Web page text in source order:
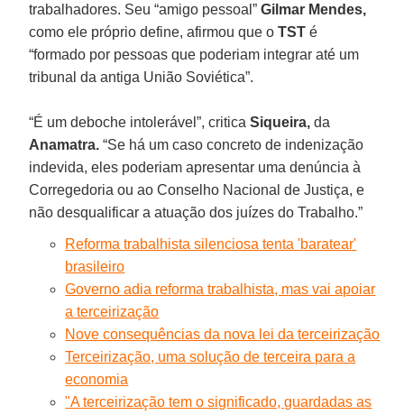
trabalhadores. Seu “amigo pessoal”Gilmar Mendes,
como ele próprio define, afirmou que oTST é
“formado por pessoas que poderiam integrar até um
tribunal da antiga União Soviética”.
“É um deboche intolerável”, criticaSiqueira, da
Anamatra. “Se há um caso concreto de indenização
indevida, eles poderiam apresentar uma denúncia à
Corregedoria ou ao Conselho Nacional de Justiça, e
não desqualificar a atuação dos juízes do Trabalho.”
Reforma trabalhista silenciosa tenta 'baratear'
brasileiro
Governo adia reforma trabalhista, mas vai apoiar
a terceirização
Nove consequências da nova lei da terceirização
Terceirização, uma solução de terceira para a
economia
"A terceirização tem o significado, guardadas as